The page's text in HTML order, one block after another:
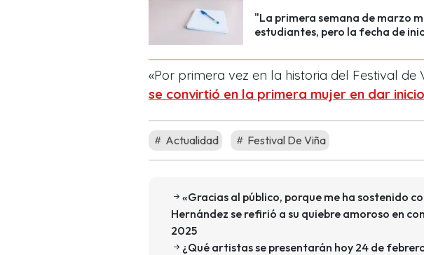
"La primera semana de marzo
estudiantes, pero la fecha de
«Por primera vez en la historia del Festival de
se convirtió en la primera mujer en dar
Actualidad Festival De Viña
«Gracias al público, porque me ha sostenido
Hernández se refirió a su quiebre amoroso en
2025
¿Qué artistas se presentarán hoy 24 de